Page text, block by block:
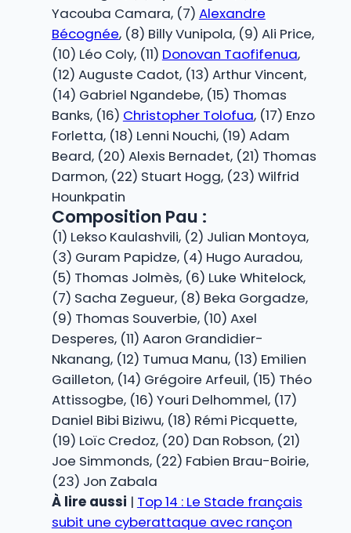
Yacouba Camara, (7) Alexandre
Bécognée, (8) Billy Vunipola, (9) Ali Price,
(10) Léo Coly, (11) Donovan Taofifenua,
(12) Auguste Cadot, (13) Arthur Vincent,
(14) Gabriel Ngandebe, (15) Thomas
Banks, (16) Christopher Tolofua, (17) Enzo
Forletta, (18) Lenni Nouchi, (19) Adam
Beard, (20) Alexis Bernadet, (21) Thomas
Darmon, (22) Stuart Hogg, (23) Wilfrid
Hounkpatin
Composition Pau :
(1) Lekso Kaulashvili, (2) Julian Montoya,
(3) Guram Papidze, (4) Hugo Auradou,
(5) Thomas Jolmès, (6) Luke Whitelock,
(7) Sacha Zegueur, (8) Beka Gorgadze,
(9) Thomas Souverbie, (10) Axel
Desperes, (11) Aaron Grandidier-
Nkanang, (12) Tumua Manu, (13) Emilien
Gailleton, (14) Grégoire Arfeuil, (15) Théo
Attissogbe, (16) Youri Delhommel, (17)
Daniel Bibi Biziwu, (18) Rémi Picquette,
(19) Loïc Credoz, (20) Dan Robson, (21)
Joe Simmonds, (22) Fabien Brau-Boirie,
(23) Jon Zabala
À lire aussi | Top 14 : Le Stade français
subit une cyberattaque avec rançon